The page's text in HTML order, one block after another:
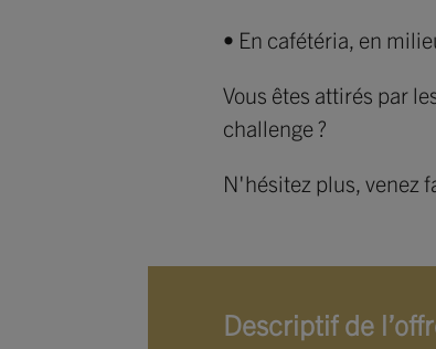
• En cafétéria, en
Vous êtes attirés par
challenge ?
N'hésitez plus, venez
Descriptif de